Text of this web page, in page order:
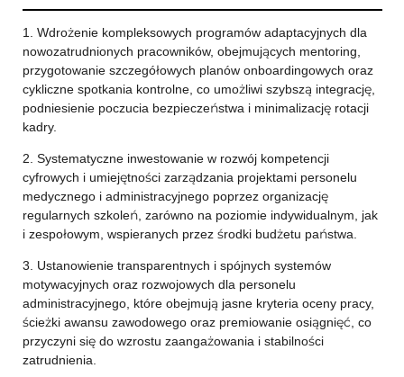
1. Wdrożenie kompleksowych programów adaptacyjnych dla
nowozatrudnionych pracowników, obejmujących mentoring,
przygotowanie szczegółowych planów onboardingowych oraz
cykliczne spotkania kontrolne, co umożliwi szybszą integrację,
podniesienie poczucia bezpieczeństwa i minimalizację rotacji
kadry.
2. Systematyczne inwestowanie w rozwój kompetencji
cyfrowych i umiejętności zarządzania projektami personelu
medycznego i administracyjnego poprzez organizację
regularnych szkoleń, zarówno na poziomie indywidualnym, jak
i zespołowym, wspieranych przez środki budżetu państwa.
3. Ustanowienie transparentnych i spójnych systemów
motywacyjnych oraz rozwojowych dla personelu
administracyjnego, które obejmują jasne kryteria oceny pracy,
ścieżki awansu zawodowego oraz premiowanie osiągnięć, co
przyczyni się do wzrostu zaangażowania i stabilności
zatrudnienia.